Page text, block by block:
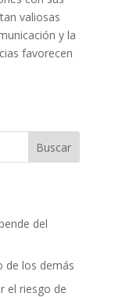
valiosas
y la
favorecen
Buscar
del
de los demás
el riesgo de